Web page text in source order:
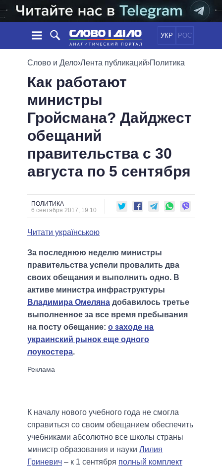
УКР РОС
НОВОСТИ
ЛЕНТА
СОБЫТИЯ
СТАТЬИ
МНЕНИЯ
ОБЗОРЫ
ДАЙДЖЕСТЫ
ПОЛИТИКА
ОБЩЕСТВО
МИР
ОБЕЩАНИЯ
ПОЛИТИКИ
ВСЕ ПОЛИТИКИ
ПРЕЗИДЕНТ И ОФИС
ВЕРХОВНАЯ РАДА
КАБИНЕТ МИНИСТРОВ
МЭРЫ
ВСЕ ПЕРСОНЫ
ИНФОГРАФИКА
ВИДЕО
ПОДДЕРЖАТЬ
СРАВНЕНИЕ ПОЛИТИКОВ
Слово и Дело›Лента публикаций›Политика
Как работают
министры
Гройсмана? Дайджест
обещаний
правительства с 30
августа по 5 сентября
ПОЛИТИКА
6 сентября 2017, 19:10
Читати українською
За последнюю неделю министры
правительства успели провалить два
своих обещания и выполнить одно. В
активе министра инфраструктуры
Владимира Омеляна добавилось третье
выполненное за все время пребывания
на посту обещание: о заходе на
украинский рынок еще одного
лоукостера.
К началу нового учебного года не смогла
справиться со своим обещанием обеспечить
учебниками абсолютно все школы страны
министр образования и науки Лилия
Гриневич – к 1 сентября полный комплект